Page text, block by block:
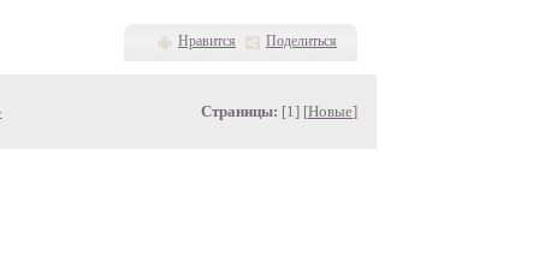
Нравится Поделиться
Страницы: [1] [Новые]